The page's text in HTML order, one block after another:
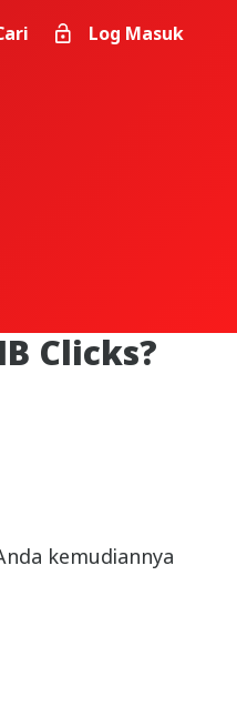
Log Masuk
Clicks?
kemudiannya